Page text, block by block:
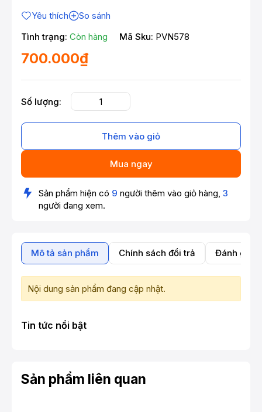
Yêu thích
So sánh
Tình trạng: Còn hàng Mã Sku: PVN578
700.000₫
Số lượng:
Thêm vào giỏ
Mua ngay
Sản phẩm hiện có 9 người thêm vào giỏ hàng, 3
người đang xem.
Mô tả sản phẩm Chính sách đổi trả Đánh giá
Nội dung sản phẩm đang cập nhật.
Tin tức nổi bật
Sản phẩm liên quan